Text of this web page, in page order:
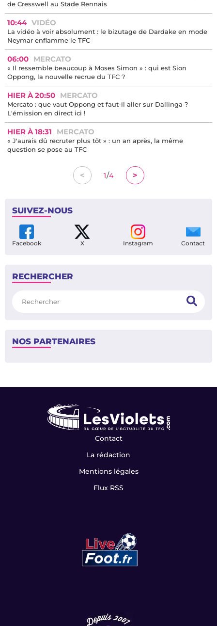
11:35 MERCATO
« J’aime la structure du deal » : l’After Foot valide le transfert
de Cresswell au Stade Rennais
10:44 VIDÉO
La vidéo à voir absolument : le bizutage de Dardake en mode
Neymar enflamme le TFC
06:00 MERCATO
« Il ressemble beaucoup à Moses Simon » : qui est Sion
Oppong, la nouvelle recrue du TFC ?
HIER À 20:50 MERCATO
Mercato : que vaut Oppong et faut-il aller sur Dallinga ?
L'émission en direct ici !
HIER À 18:31 MERCATO
question se pose au TFC
SUIVEZ-NOUS
RECHERCHER
Contact
La rédaction
Mentions légales